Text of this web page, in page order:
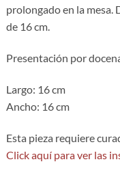
prolongado en la mesa.
de 16 cm.
Presentación por
Largo: 16 cm
Ancho: 16 cm
Esta pieza requiere
Click aquí para ver las